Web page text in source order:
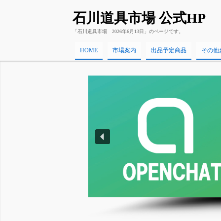
石川道具市場 公式HP
「石川道具市場 2026年6月13日」のページです。
HOME 市場案内 出品予定商品 その他